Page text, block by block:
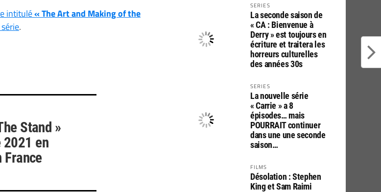
intitulé« The Art and Making of the
.
Stand »
en
France
SERIES
La seconde saison de
« CA : Bienvenue à
Derry » est toujours en
écriture et traitera les
horreurs culturelles
des années 30s
SERIES
La nouvelle série
« Carrie » a 8
épisodes… mais
POURRAIT continuer
dans une une seconde
saison…
FILMS
Désolation : Stephen
King et Sam Raimi